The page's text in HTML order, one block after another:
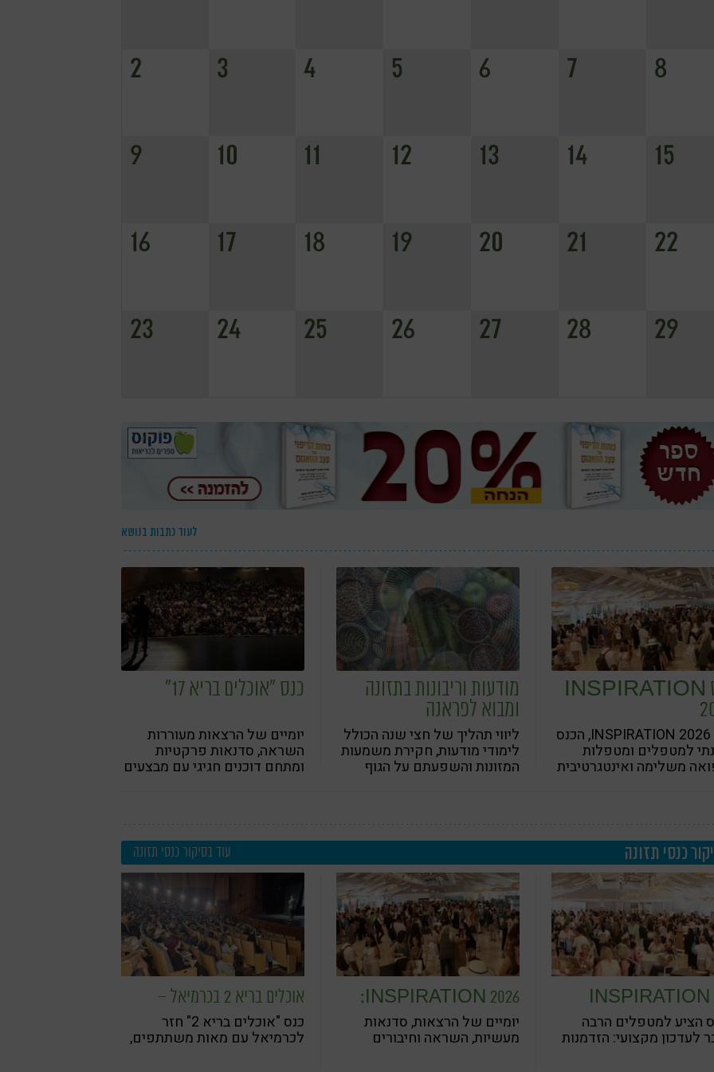
2 3 4 5 6 7 8
9 10 11 12 13 14 15
16 17 18 19 20 21 22
23 24 25 26 27 28 29
לעוד כתבות בנושא
כנס INSPIRATION
כנס INSPIRATION 2026, הכנס
למטפלים ומטפלות
משלימה ואינטגרטיבית
מודעות וריבונות בתזונה
ומבוא לפראנה
ליווי תהליך של חצי שנה הכולל
לימודי מודעות, חקירת משמעות
המזונות והשפעתם על הגוף
כנס "אוכלים בריא 17"
יומיים של הרצאות מעוררות
השראה, סדנאות פרקטיות
ומתחם דוכנים חגיגי עם מבצעים
כנסי תזונה עוד בסיקור כנסי תזונה
כנס INSPIRATION
2026: כ-1,500 מטפלים התכנסו
של השראה, ידע
הציע למטפלים הרבה
לעדכון מקצועי: הזדמנות
INSPIRATION 2026:
הכנס שיזכיר לכם למה בחרתם
להיות מטפלים
יומיים של הרצאות, סדנאות
מעשיות, השראה וחיבורים
אוכלים בריא 2 בכרמיאל –
כ-450 משתתפים הגיעו ליום של
השראה, בריאות וחיבור קהילתי
כנס "אוכלים בריא 2" חזר
לכרמיאל עם מאות משתתפים,